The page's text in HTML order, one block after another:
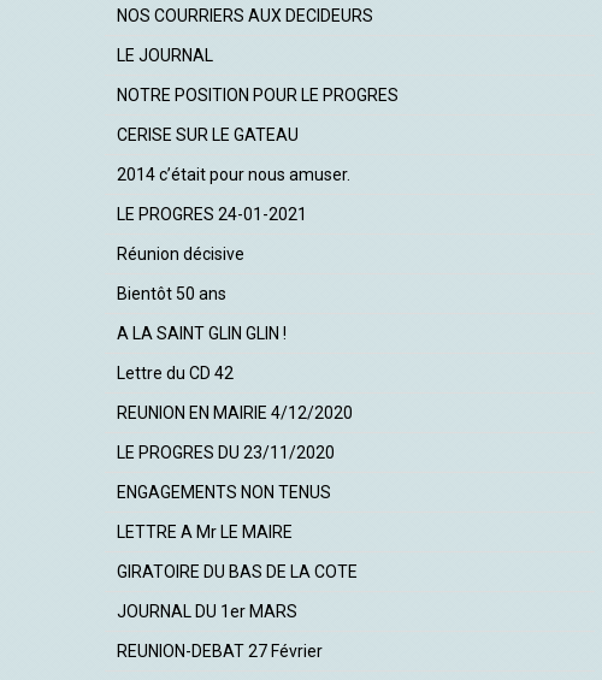
NOS COURRIERS AUX DECIDEURS
LE JOURNAL
NOTRE POSITION POUR LE PROGRES
CERISE SUR LE GATEAU
2014 c’était pour nous amuser.
LE PROGRES 24-01-2021
Réunion décisive
Bientôt 50 ans
A LA SAINT GLIN GLIN !
Lettre du CD 42
REUNION EN MAIRIE 4/12/2020
LE PROGRES DU 23/11/2020
ENGAGEMENTS NON TENUS
LETTRE A Mr LE MAIRE
GIRATOIRE DU BAS DE LA COTE
JOURNAL DU 1er MARS
REUNION-DEBAT 27 Février